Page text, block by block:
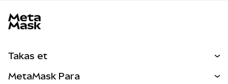
Takas et
MetaMask Para